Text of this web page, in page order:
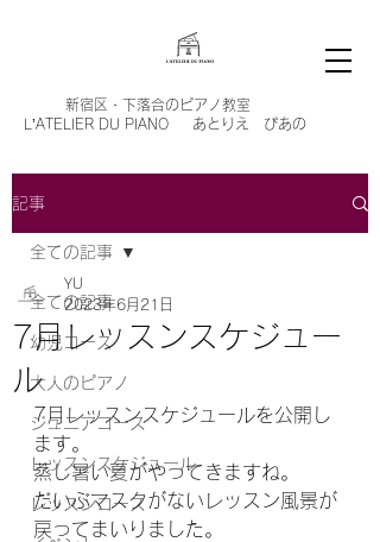
新宿区・ 下落合のピアノ教室
L’ATELIER DU PIANO あとりえ ぴあの
記事
全ての記事
幼児コース
大人のピアノ
ジュニアコース
レッスンスケジュール
レッスンコース
全ての記事
7月レッスンスケジュー
ル
YU
2023年6月21日
7月レッスンスケジュールを公開し
ます。
蒸し暑い夏がやってきますね。
だいぶマスクがないレッスン風景が
戻ってまいりました。